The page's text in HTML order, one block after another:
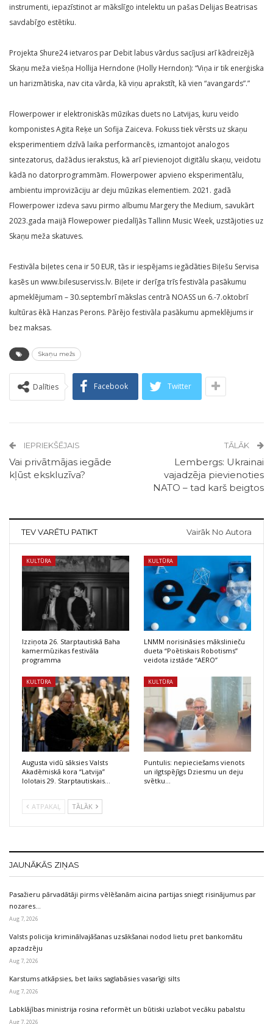
instrumenti, iepazīstinot ar mākslīgo intelektu un pašas Delijas Beatrisas
savdabīgo estētiku.
Projekta Shure24 ietvaros par Debit labus vārdus sacījusi arī kādreizējā
Skaņu meža viešņa Hollija Herndone (Holly Herndon): “Viņa ir tik enerģiska
un harizmātiska, nav cita vārda, kā viņu aprakstīt, kā vien “avangards”.”
Flowerpower ir elektroniskās mūzikas duets no Latvijas, kuru veido
komponistes Agita Reķe un Sofija Zaiceva. Fokuss tiek vērsts uz skaņu
eksperimentiem dzīvā laika performancēs, izmantojot analogos
sintezatorus, dažādus ierakstus, kā arī pievienojot digitālu skaņu, veidotu
kādā no datorprogrammām. Flowerpower apvieno eksperimentālu,
ambientu improvizāciju ar deju mūzikas elementiem. 2021. gadā
Flowerpower izdeva savu pirmo albumu Margery the Medium, savukārt
2023.gada maijā Flowepower piedalījās Tallinn Music Week, uzstājoties uz
Skaņu meža skatuves.
Festivāla biļetes cena ir 50 EUR, tās ir iespējams iegādāties Biļešu Servisa
kasēs un www.bilesuserviss.lv. Biļete ir derīga trīs festivāla pasākumu
apmeklējumam – 30.septembrī mākslas centrā NOASS un 6.-7.oktobrī
kultūras ēkā Hanzas Perons. Pārējo festivāla pasākumu apmeklējums ir
bez maksas.
Skaņu mežs
Dalīties Facebook Twitter
IEPRIEKŠĒJAIS
Vai privātmājas iegāde
kļūst ekskluzīva?
TĀLĀK
Lembergs: Ukrainai
vajadzēja pievienoties
NATO – tad karš beigtos
TEV VARĒTU PATIKT Vairāk No Autora
KULTŪRA
Izziņota 26. Starptautiskā Baha
kamermūzikas festivāla
programma
KULTŪRA
LNMM norisināsies mākslinieču
dueta “Poētiskais Robotisms”
veidota izstāde “AERO”
KULTŪRA
Augusta vidū sāksies Valsts
Akadēmiskā kora “Latvija”
lolotais 29. Starptautiskais…
KULTŪRA
Puntulis: nepieciešams vienots
un ilgtspējīgs Dziesmu un deju
svētku…
ATPAKAĻ TĀLĀK
JAUNĀKĀS ZIŅAS
Pasažieru pārvadātāji pirms vēlēšanām aicina partijas sniegt risinājumus par
nozares…
Aug 7, 2026
Valsts policija kriminālvajāšanas uzsākšanai nodod lietu pret bankomātu
apzadzēju
Aug 7, 2026
Karstums atkāpsies, bet laiks saglabāsies vasarīgi silts
Aug 7, 2026
Labklājības ministrija rosina reformēt un būtiski uzlabot vecāku pabalstu
Aug 7, 2026